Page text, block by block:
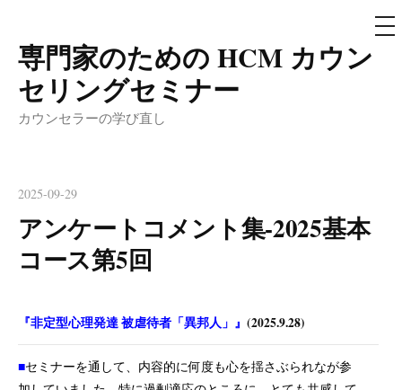
コ
ン
テ
ン
ス
キ
ッ
プ
専門家のための HCM カウン
セリングセミナー
カウンセラーの学び直し
メ
ニ
2025-09-29
アンケートコメント集-2025基本
コース第5回
『非定型心理発達 被虐待者「異邦人」』 (2025.9.28)
■セミナーを通して、内容的に何度も心を揺さぶられなが参